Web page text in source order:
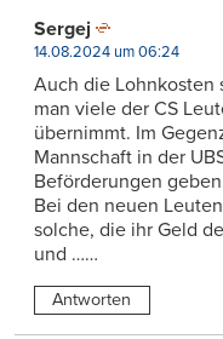
Sergej
14.08.2024 um 06:24
Auch die Lohnkosten
man viele der CS
übernimmt. Im
Mannschaft in der
Beförderungen
Bei den neuen
solche, die ihr Geld
und ……
Antworten